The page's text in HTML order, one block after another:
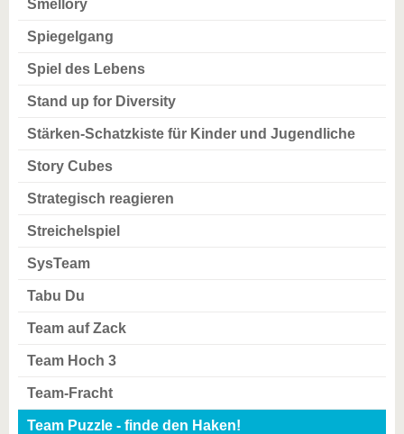
Smellory
Spiegelgang
Spiel des Lebens
Stand up for Diversity
Stärken-Schatzkiste für Kinder und Jugendliche
Story Cubes
Strategisch reagieren
Streichelspiel
SysTeam
Tabu Du
Team auf Zack
Team Hoch 3
Team-Fracht
Team Puzzle - finde den Haken!